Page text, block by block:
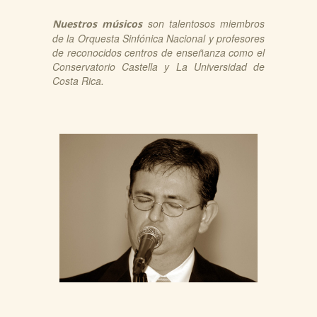
Nuestros músicosson talentosos miembros
de la Orquesta Sinfónica Nacional y profesores
de reconocidos centros de enseñanza como el
Conservatorio Castella y La Universidad de
Costa Rica.